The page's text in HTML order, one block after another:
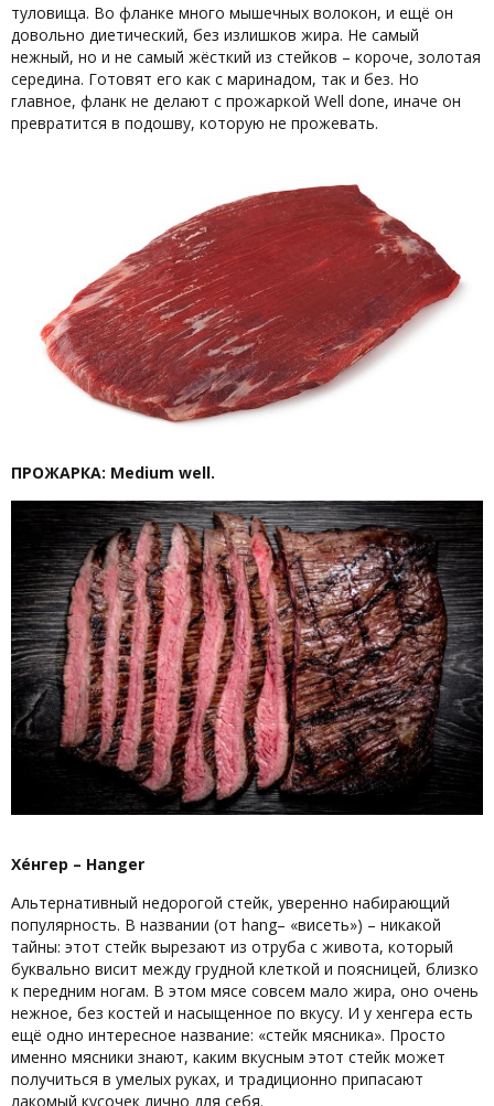
туловища. Во фланке много мышечных волокон, и ещё он
довольно диетический, без излишков жира. Не самый
нежный, но и не самый жёсткий из стейков – короче, золотая
середина. Готовят его как с маринадом, так и без. Но
главное, фланк не делают с прожаркой Well done, иначе он
превратится в подошву, которую не прожевать.
ПРОЖАРКА: Medium well.
Хéнгер – Hanger
Альтернативный недорогой стейк, уверенно набирающий
популярность. В названии (от hang– «висеть») – никакой
тайны: этот стейк вырезают из отруба с живота, который
буквально висит между грудной клеткой и поясницей, близко
к передним ногам. В этом мясе совсем мало жира, оно очень
нежное, без костей и насыщенное по вкусу. И у хенгера есть
ещё одно интересное название: «стейк мясника». Просто
именно мясники знают, каким вкусным этот стейк может
получиться в умелых руках, и традиционно припасают
лакомый кусочек лично для себя.